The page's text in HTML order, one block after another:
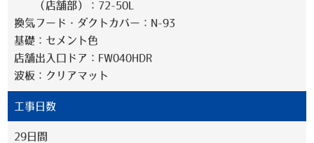
（店舗部）：72-50L
換気フード・ダクトカバー：N-93
基礎：セメント色
店舗出入口ドア：FW040HDR
波板：クリアマット
工事日数
29日間